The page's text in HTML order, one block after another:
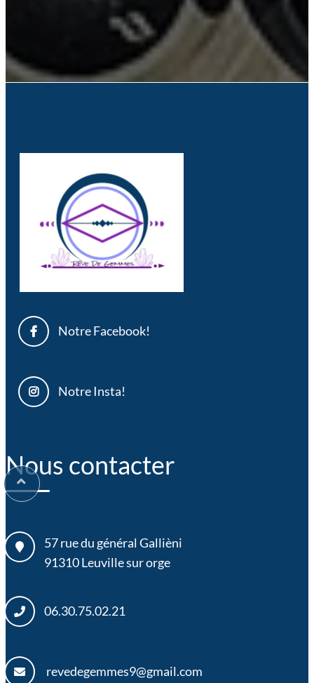
Notre Facebook!
Notre Insta!
Nous contacter
57 rue du général Gallièni
91310Leuville sur orge
06.30.75.02.21
revedegemmes9@gmail.com